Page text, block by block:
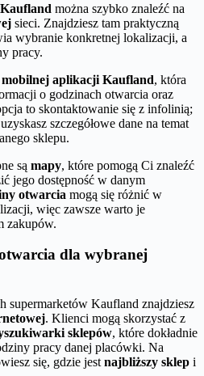
można szybko znaleźć na
sieci. Znajdziesz tam praktyczną
wybranie konkretnej lokalizacji, a
pracy.
mobilnej aplikacji Kaufland, która
o godzinach otwarcia oraz
to skontaktowanie się z infolinią;
szczegółowe dane na temat
sklepu.
są mapy, które pomogą Ci znaleźć
jego dostępność w danym
otwarcia mogą się różnić w
więc zawsze warto je
zakupów.
dla wybranej
supermarketów Kaufland znajdziesz
. Klienci mogą skorzystać z
sklepów, które dokładnie
pracy danej placówki. Na
się, gdzie jest najbliższy sklep i